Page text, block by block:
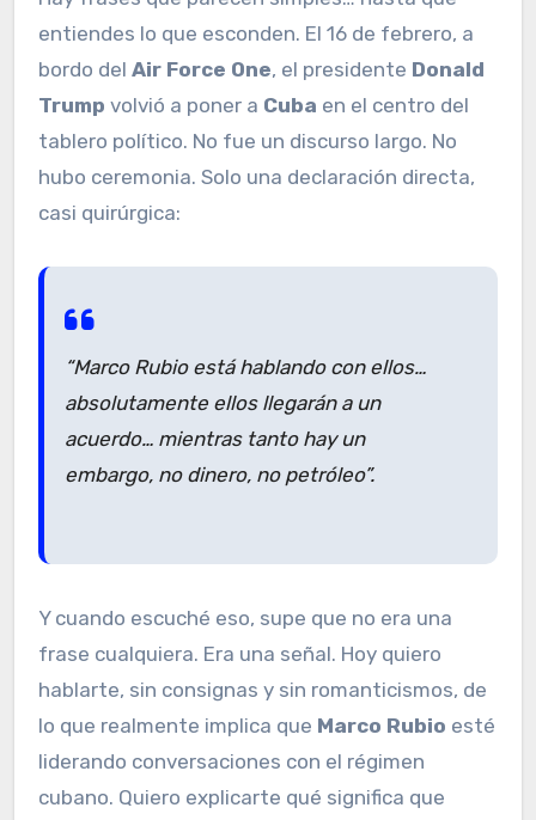
entiendes lo que esconden. El 16 de febrero, a
bordo del Air Force One, el presidente Donald
Trump volvió a poner a Cuba en el centro del
tablero político. No fue un discurso largo. No
hubo ceremonia. Solo una declaración directa,
casi quirúrgica:
“Marco Rubio está hablando con ellos…
absolutamente ellos llegarán a un
acuerdo… mientras tanto hay un
embargo, no dinero, no petróleo”.
Y cuando escuché eso, supe que no era una
frase cualquiera. Era una señal. Hoy quiero
hablarte, sin consignas y sin romanticismos, de
lo que realmente implica que Marco Rubio esté
liderando conversaciones con el régimen
cubano. Quiero explicarte qué significa que